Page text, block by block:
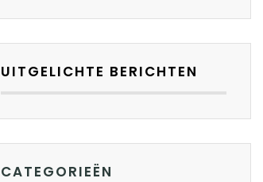
UITGELICHTE BERICHTEN
CATEGORIEËN